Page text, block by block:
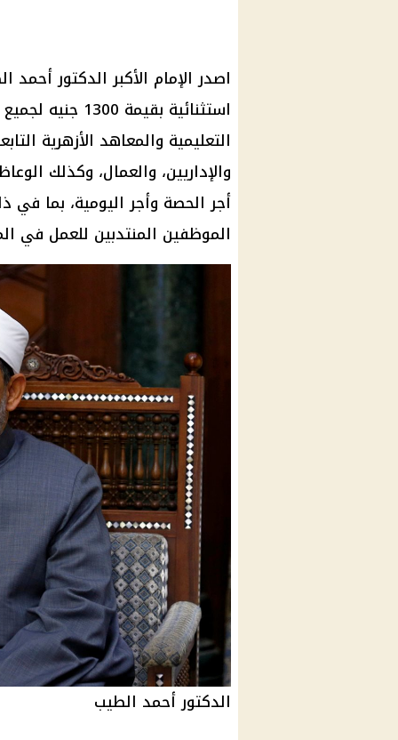
اصدر الإمام الأكبر الدكتور
استثنائية
التعليمية والمعاهد الأزهرية
والإداريين، والعمال، وكذلك
أجر الحصة وأجر اليومية، بما في
الموظفين المنتدبين للعمل في
الدكتور أحمد الطيب